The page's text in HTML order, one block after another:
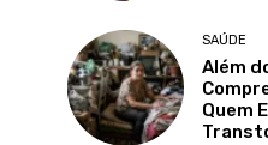
SAÚDE
Além
Quem